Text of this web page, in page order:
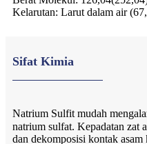
Kelarutan: Larut dalam air
Sifat Kimia
Natrium Sulfit mudah
natrium sulfat. Kepadatan zat
dan dekomposisi kontak